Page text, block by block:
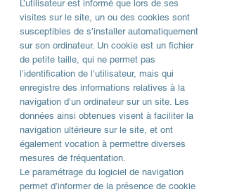
L’utilisateur est informé que lors de ses
visites sur le site, un ou des cookies sont
susceptibles de s’installer automatiquement
sur son ordinateur. Un cookie est un fichier
de petite taille, qui ne permet pas
l’identification de l’utilisateur, mais qui
enregistre des informations relatives à la
navigation d’un ordinateur sur un site. Les
données ainsi obtenues visent à faciliter la
navigation ultérieure sur le site, et ont
également vocation à permettre diverses
mesures de fréquentation.
Le paramétrage du logiciel de navigation
permet d’informer de la présence de cookie